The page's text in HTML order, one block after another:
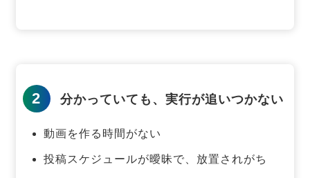
2 分かっていても、実行が追いつかない
動画を作る時間がない
投稿スケジュールが曖昧で、放置されがち